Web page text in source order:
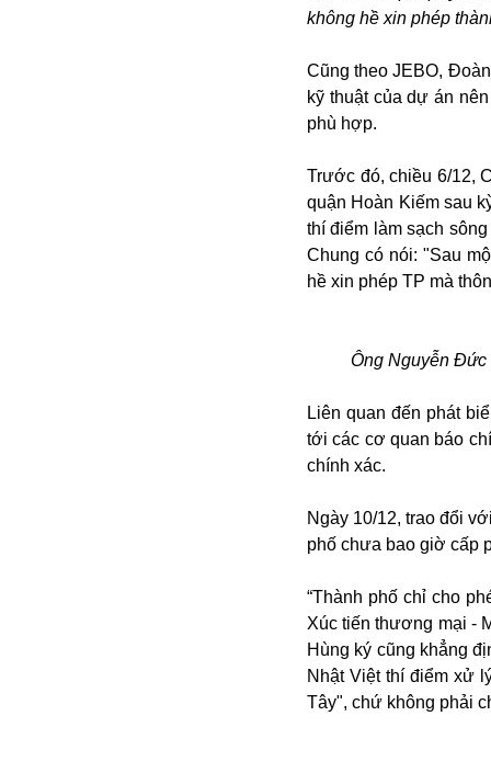
không hề xin phép
Cũng theo JEBO,
kỹ thuật của dự án
phù hợp.
Trước đó, chiều 6/12,
quận Hoàn Kiếm sau
thí điểm làm sạch
Chung có nói: "Sau
hề xin phép TP mà
Ông Nguyễn Đức
Liên quan đến phát
tới các cơ quan báo
chính xác.
Ngày 10/12, trao đổi
phố chưa bao giờ cấp
“Thành phố chỉ cho
Xúc tiến thương mại -
Hùng ký cũng khẳng
Nhật Việt thí điểm xử
Tây", chứ không phải